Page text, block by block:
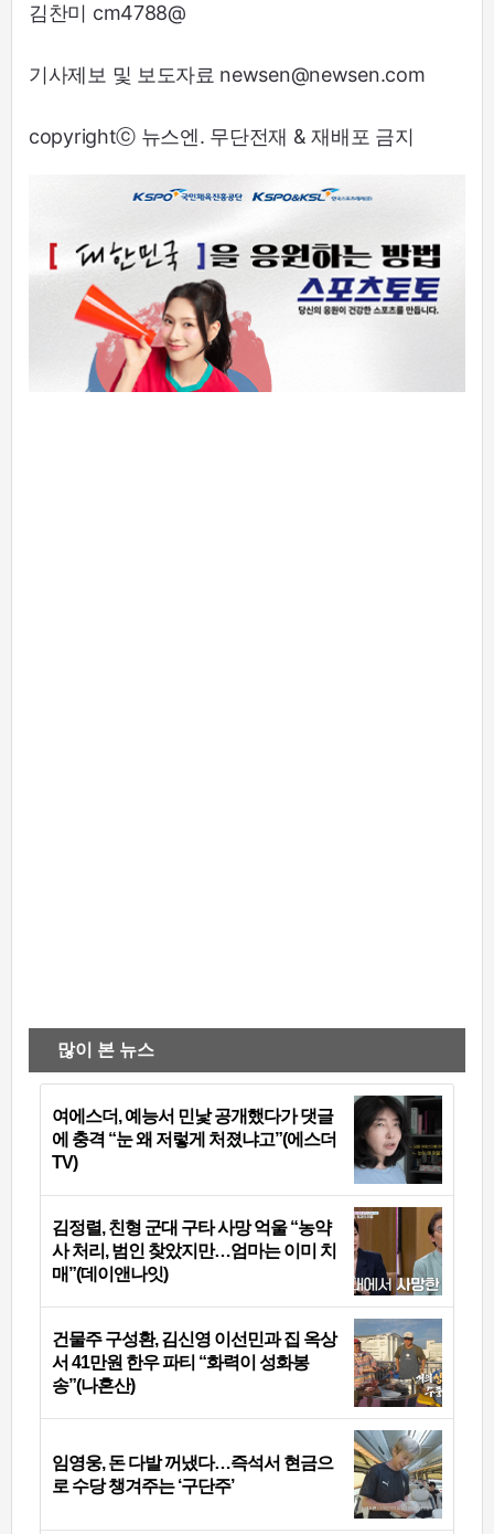
김찬미 cm4788@
기사제보 및 보도자료 newsen@newsen.com
copyrightⓒ 뉴스엔. 무단전재 & 재배포 금지
많이 본 뉴스
여에스더, 예능서 민낯 공개했다가 댓글
에 충격 “눈 왜 저렇게 처졌냐고”(에스더
TV)
김정렬, 친형 군대 구타 사망 억울 “농약
사 처리, 범인 찾았지만…엄마는 이미 치
매”(데이앤나잇)
건물주 구성환, 김신영 이선민과 집 옥상
서 41만원 한우 파티 “화력이 성화봉
송”(나혼산)
임영웅, 돈 다발 꺼냈다…즉석서 현금으
로 수당 챙겨주는 ‘구단주’